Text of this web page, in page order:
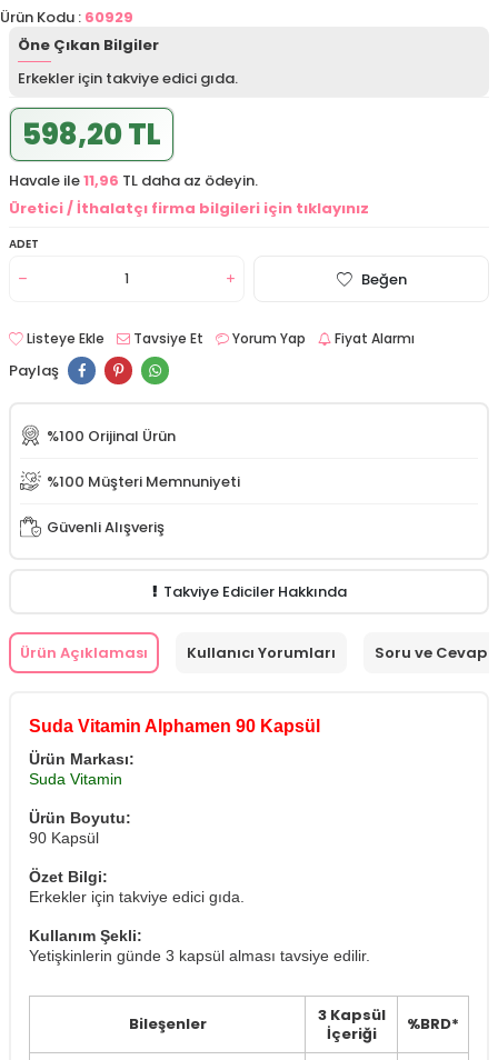
Ürün Kodu : 60929
Öne Çıkan Bilgiler
Erkekler için takviye edici gıda.
598,20 TL
Havale ile11,96 TL daha az ödeyin.
Üretici / İthalatçı firma bilgileri için tıklayınız
ADET
Beğen
Listeye Ekle Tavsiye Et Yorum Yap Fiyat Alarmı
Paylaş
%100 Orijinal Ürün
%100 Müşteri Memnuniyeti
Güvenli Alışveriş
Takviye Ediciler Hakkında
Ürün Açıklaması Kullanıcı Yorumları Soru ve Cevap
Suda Vitamin Alphamen 90 Kapsül
Ürün Markası:
Suda Vitamin
Ürün Boyutu:
90 Kapsül
Özet Bilgi:
Erkekler için takviye edici gıda.
Kullanım Şekli:
Yetişkinlerin günde 3 kapsül alması tavsiye edilir.
Bileşenler
3 Kapsül
İçeriği
%BRD*